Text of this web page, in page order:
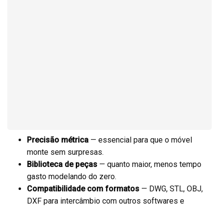
Precisão métrica — essencial para que o móvel
monte sem surpresas.
Biblioteca de peças — quanto maior, menos tempo
gasto modelando do zero.
Compatibilidade com formatos — DWG, STL, OBJ,
DXF para intercâmbio com outros softwares e